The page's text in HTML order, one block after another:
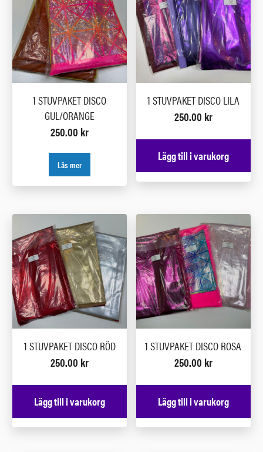
1 STUVPAKET DISCO
GUL/ORANGE
250.00 kr
Läs mer
1 STUVPAKET DISCO LILA
250.00 kr
Lägg till i varukorg
1 STUVPAKET DISCO RÖD
250.00 kr
Lägg till i varukorg
1 STUVPAKET DISCO ROSA
250.00 kr
Lägg till i varukorg